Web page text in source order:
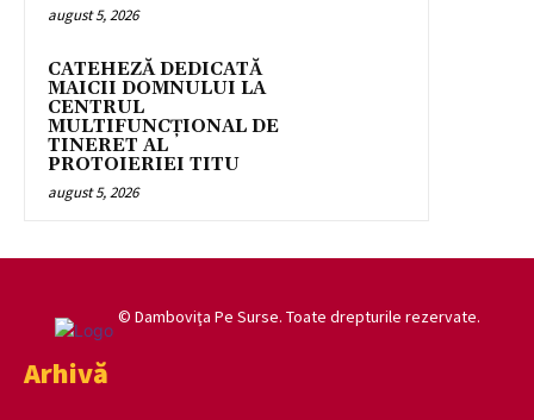
august 5, 2026
CATEHEZĂ DEDICATĂ
MAICII DOMNULUI LA
CENTRUL
MULTIFUNCȚIONAL DE
TINERET AL
PROTOIERIEI TITU
august 5, 2026
© Damboviţa Pe Surse. Toate drepturile rezervate.
Arhivă